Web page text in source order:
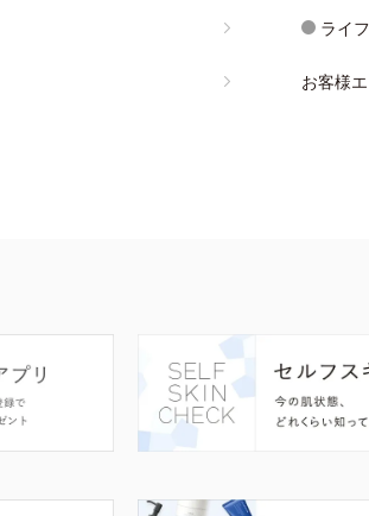
ライ
お客様